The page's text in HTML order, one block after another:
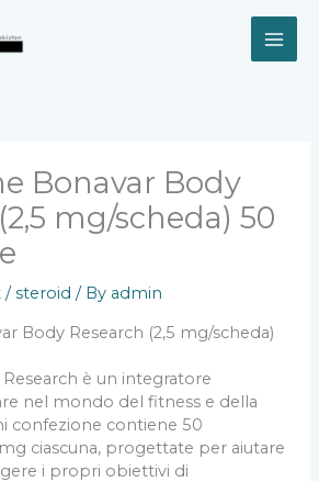
Bonavar Body
mg/scheda) 50
/steroid / By admin
Body Research (2,5 mg/scheda)
è un integratore
nel mondo del fitness e della
confezione contiene 50
ciascuna, progettate per aiutare
i propri obiettivi di